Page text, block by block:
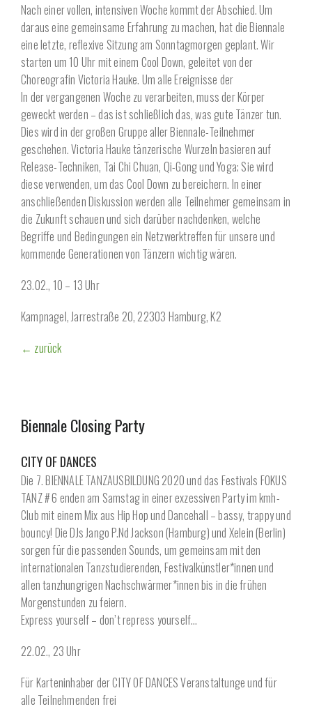
Nach einer vollen, intensiven Woche kommt der Abschied. Um
daraus eine gemeinsame Erfahrung zu machen, hat die Biennale
eine letzte, reflexive Sitzung am Sonntagmorgen geplant. Wir
starten um 10 Uhr mit einem Cool Down, geleitet von der
Choreografin Victoria Hauke. Um alle Ereignisse der
In der vergangenen Woche zu verarbeiten, muss der Körper
geweckt werden – das ist schließlich das, was gute Tänzer tun.
Dies wird in der großen Gruppe aller Biennale-Teilnehmer
geschehen. Victoria Hauke tänzerische Wurzeln basieren auf
Release-Techniken, Tai Chi Chuan, Qi-Gong und Yoga; Sie wird
diese verwenden, um das Cool Down zu bereichern. In einer
anschließenden Diskussion werden alle Teilnehmer gemeinsam in
die Zukunft schauen und sich darüber nachdenken, welche
Begriffe und Bedingungen ein Netzwerktreffen für unsere und
kommende Generationen von Tänzern wichtig wären.
23.02., 10 – 13 Uhr
Kampnagel, Jarrestraße 20, 22303 Hamburg, K2
← zurück
Biennale Closing Party
CITY OF DANCES
Die 7. BIENNALE TANZAUSBILDUNG 2020 und das Festivals FOKUS
TANZ # 6 enden am Samstag in einer exzessiven Party im kmh-
Club mit einem Mix aus Hip Hop und Dancehall – bassy, trappy und
bouncy! Die DJs Jango P.Nd Jackson (Hamburg) und Xelein (Berlin)
sorgen für die passenden Sounds, um gemeinsam mit den
internationalen Tanzstudierenden, Festivalkünstler*innen und
allen tanzhungrigen Nachschwärmer*innen bis in die frühen
Morgenstunden zu feiern.
Express yourself – don’t repress yourself…
22.02., 23 Uhr
Für Karteninhaber der CITY OF DANCES Veranstaltunge und für
alle Teilnehmenden frei